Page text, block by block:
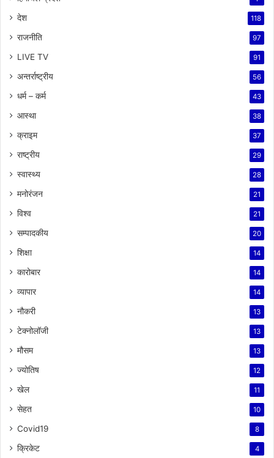
देश 118
राजनीति 97
LIVE TV 91
अन्तर्राष्ट्रीय 56
धर्म – कर्म 43
आस्था 38
क्राइम 37
राष्ट्रीय 29
स्वास्थ्य 28
मनोरंजन 21
विश्व 21
सम्पादकीय 20
शिक्षा 14
कारोबार 14
व्यापार 14
नौकरी 13
टेक्नोलॉजी 13
मौसम 13
ज्योतिष 12
खेल 11
सेहत 10
Covid19 8
क्रिकेट 4